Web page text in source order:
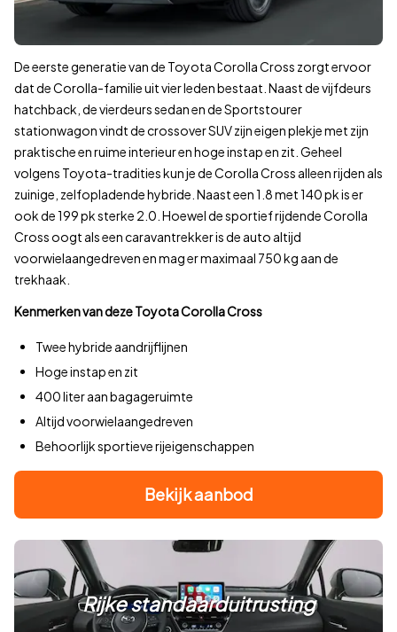
150.000–160.000 km
160.000–170.000 km
180.000–190.000 km
190.000 km
Wat is de gemiddelde prijs per bouwjaar?
Minimumprijs, gemiddelde prijs, maximumprijs en aantal
Bouwjaar
2022
2023
2024
2025
2026
Voor deze prijsinformatie vergelijken wij het actuele aanbod
Bekijk aanbod
507
De eerste generatie van de Toyota Corolla Cross zorgt ervoor
dat de Corolla-familie uit vier leden bestaat. Naast de vijfdeurs
hatchback, de vierdeurs sedan en de Sportstourer
stationwagon vindt de crossover SUV zijn eigen plekje met zijn
praktische en ruime interieur en hoge instap en zit. Geheel
volgens Toyota-tradities kun je de Corolla Cross alleen rijden als
zuinige, zelfopladende hybride. Naast een 1.8 met 140 pk is er
ook de 199 pk sterke 2.0. Hoewel de sportief rijdende Corolla
Cross oogt als een caravantrekker is de auto altijd
voorwielaangedreven en mag er maximaal 750 kg aan de
trekhaak.
Kenmerken van deze Toyota Corolla Cross
Twee hybride aandrijflijnen
Hoge instap en zit
400 liter aan bagageruimte
Altijd voorwielaangedreven
Behoorlijk sportieve rijeigenschappen
Bekijk aanbod
Rijke standaarduitrusting